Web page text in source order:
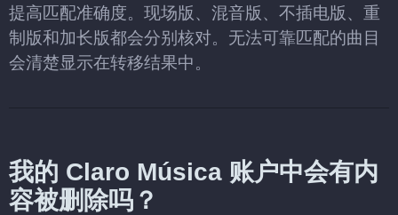
提高匹配准确度。现场版、混音版、不插电版、重
制版和加长版都会分别核对。无法可靠匹配的曲目
会清楚显示在转移结果中。
我的 Claro Música 账户中会有内
容被删除吗？